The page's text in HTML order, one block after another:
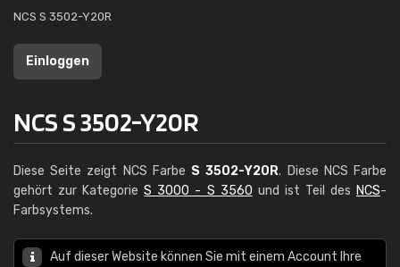
NCS S 3502-Y20R
Einloggen
NCS S 3502-Y20R
Diese Seite zeigt NCS Farbe S 3502-Y20R. Diese NCS Farbe
gehört zur KategorieS 3000 - S 3560 und ist Teil des NCS-
Farbsystems.
Auf dieser Website können Sie mit einem Account Ihre